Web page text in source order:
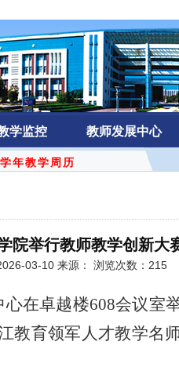
学监控 教师发展中心
年教学周历
院举行教师教学创新大
03-10来源： 浏览次数： 215
心在卓越楼608会议室
教育领军人才教学名